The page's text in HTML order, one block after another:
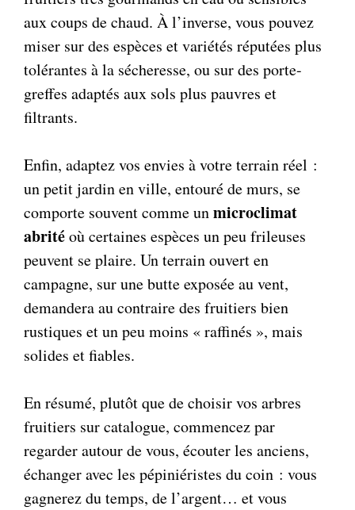
aux coups de chaud. À l’inverse, vous pouvez
miser sur des espèces et variétés réputées plus
tolérantes à la sécheresse, ou sur des porte-
greffes adaptés aux sols plus pauvres et
filtrants.
Enfin, adaptez vos envies à votre terrain réel :
un petit jardin en ville, entouré de murs, se
comporte souvent comme unmicroclimat
abritéoù certaines espèces un peu frileuses
peuvent se plaire. Un terrain ouvert en
campagne, sur une butte exposée au vent,
demandera au contraire des fruitiers bien
rustiques et un peu moins « raffinés », mais
solides et fiables.
En résumé, plutôt que de choisir vos arbres
fruitiers sur catalogue, commencez par
regarder autour de vous, écouter les anciens,
échanger avec les pépiniéristes du coin : vous
gagnerez du temps, de l’argent… et vous